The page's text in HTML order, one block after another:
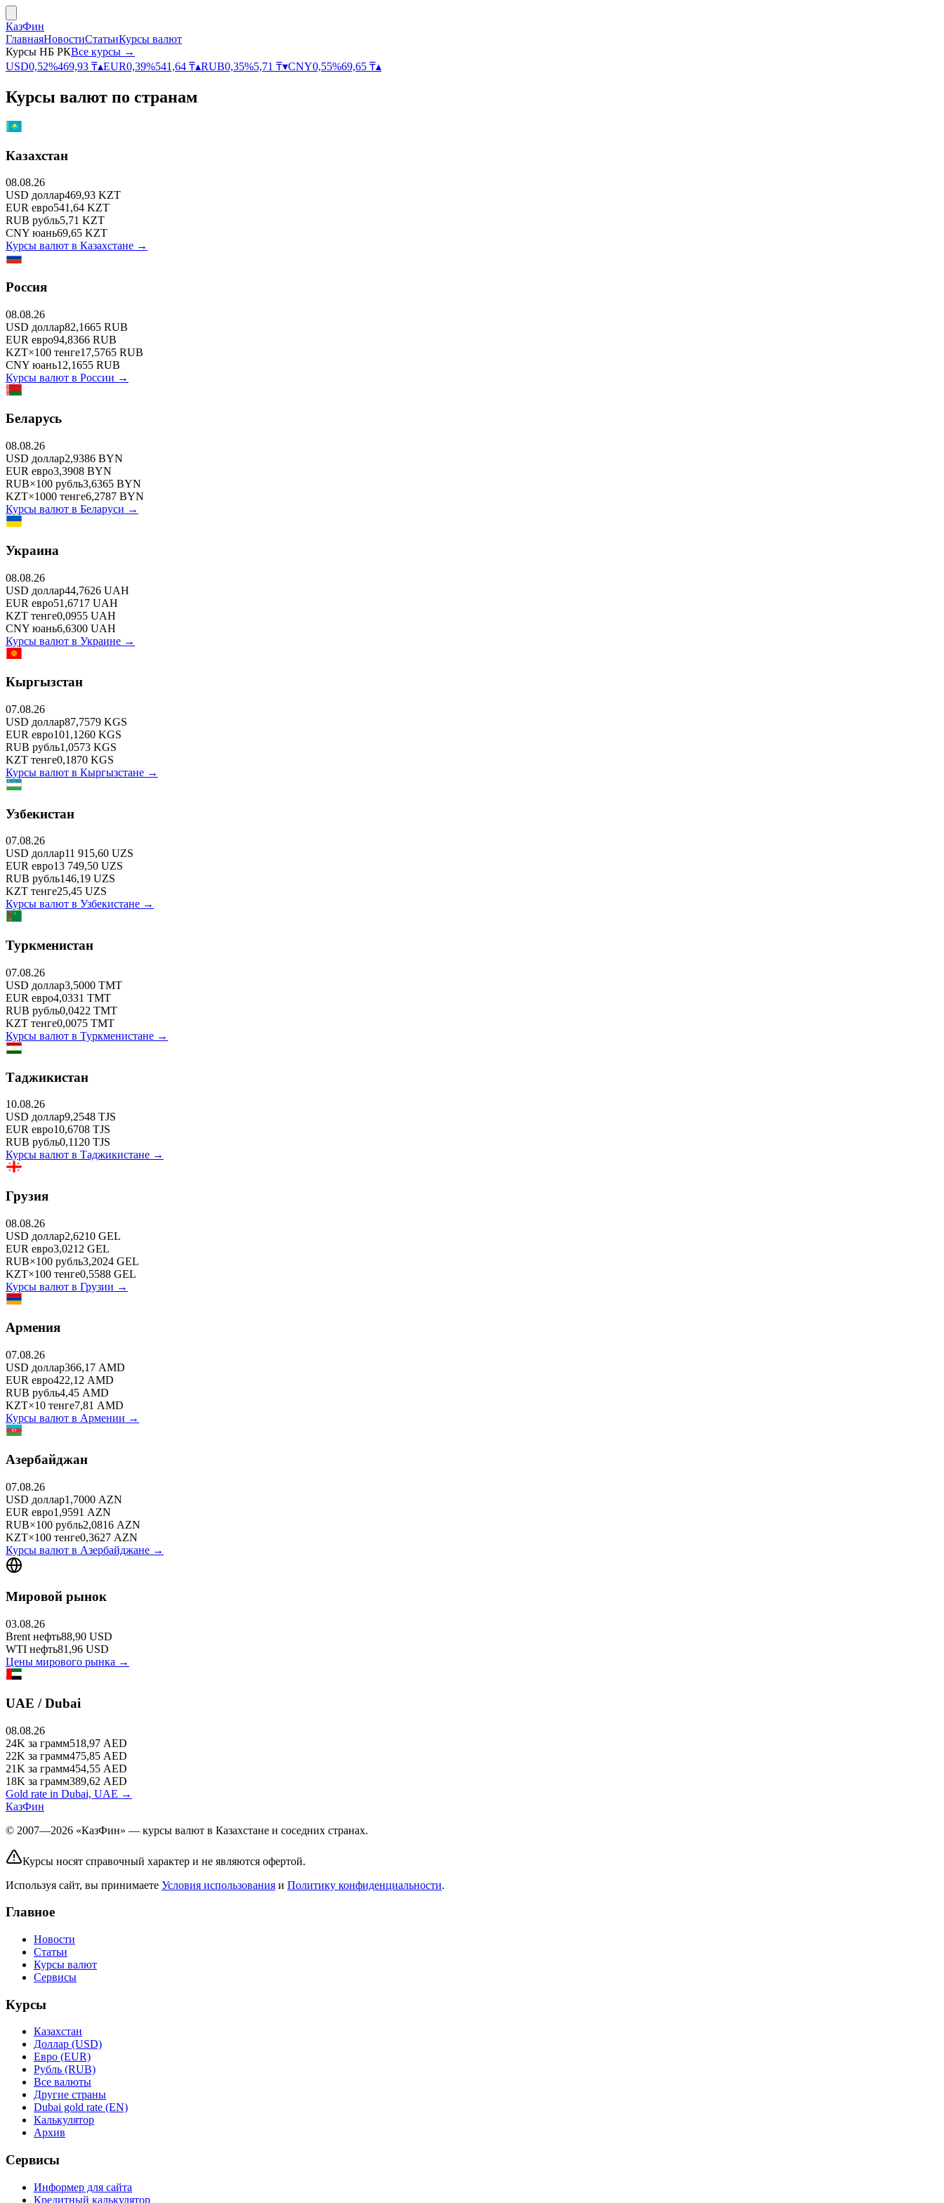
КазФин
ГлавнаяНовостиСтатьиКурсы валют
Курсы НБ РКВсе курсы →
USD0,52%469,93 ₸▴EUR0,39%541,64 ₸▴RUB0,35%5,71 ₸▾CNY0,55%69,65 ₸▴
Курсы валют по странам
Казахстан
08.08.26
USD доллар469,93 KZT
EUR евро541,64 KZT
RUB рубль5,71 KZT
CNY юань69,65 KZT
Курсы валют в Казахстане →
Россия
08.08.26
USD доллар82,1665 RUB
EUR евро94,8366 RUB
KZT×100 тенге17,5765 RUB
CNY юань12,1655 RUB
Курсы валют в России →
Беларусь
08.08.26
USD доллар2,9386 BYN
EUR евро3,3908 BYN
RUB×100 рубль3,6365 BYN
KZT×1000 тенге6,2787 BYN
Курсы валют в Беларуси →
Украина
08.08.26
USD доллар44,7626 UAH
EUR евро51,6717 UAH
KZT тенге0,0955 UAH
CNY юань6,6300 UAH
Курсы валют в Украине →
Кыргызстан
07.08.26
USD доллар87,7579 KGS
EUR евро101,1260 KGS
RUB рубль1,0573 KGS
KZT тенге0,1870 KGS
Курсы валют в Кыргызстане →
Узбекистан
07.08.26
USD доллар11 915,60 UZS
EUR евро13 749,50 UZS
RUB рубль146,19 UZS
KZT тенге25,45 UZS
Курсы валют в Узбекистане →
Туркменистан
07.08.26
USD доллар3,5000 TMT
EUR евро4,0331 TMT
RUB рубль0,0422 TMT
KZT тенге0,0075 TMT
Курсы валют в Туркменистане →
Таджикистан
10.08.26
USD доллар9,2548 TJS
EUR евро10,6708 TJS
RUB рубль0,1120 TJS
Курсы валют в Таджикистане →
Грузия
08.08.26
USD доллар2,6210 GEL
EUR евро3,0212 GEL
RUB×100 рубль3,2024 GEL
KZT×100 тенге0,5588 GEL
Курсы валют в Грузии →
Армения
07.08.26
USD доллар366,17 AMD
EUR евро422,12 AMD
RUB рубль4,45 AMD
KZT×10 тенге7,81 AMD
Курсы валют в Армении →
Азербайджан
07.08.26
USD доллар1,7000 AZN
EUR евро1,9591 AZN
RUB×100 рубль2,0816 AZN
KZT×100 тенге0,3627 AZN
Курсы валют в Азербайджане →
Мировой рынок
03.08.26
Brent нефть88,90 USD
WTI нефть81,96 USD
Цены мирового рынка →
UAE / Dubai
08.08.26
24K за грамм518,97 AED
22K за грамм475,85 AED
21K за грамм454,55 AED
18K за грамм389,62 AED
Gold rate in Dubai, UAE →
КазФин
© 2007—2026 «КазФин» — курсы валют в Казахстане и соседних странах.
Курсы носят справочный характер и не являются офертой.
Используя сайт, вы принимаете Условия использования и Политику конфиденциальности.
Главное
Новости
Статьи
Курсы валют
Сервисы
Курсы
Казахстан
Доллар (USD)
Евро (EUR)
Рубль (RUB)
Все валюты
Другие страны
Dubai gold rate (EN)
Калькулятор
Архив
Сервисы
Информер для сайта
Кредитный калькулятор